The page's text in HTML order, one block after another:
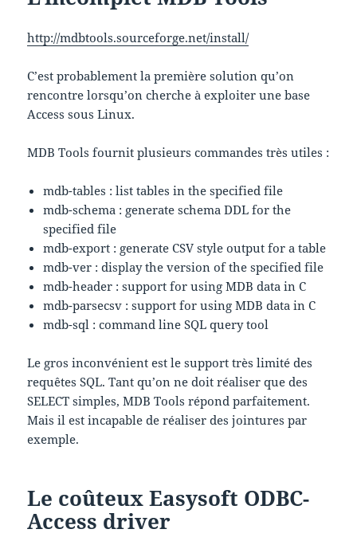
http://mdbtools.sourceforge.net/install/
C’est probablement la première solution qu’on
rencontre lorsqu’on cherche à exploiter une base
Access sous Linux.
MDB Tools fournit plusieurs commandes très utiles :
mdb-tables : list tables in the specified file
mdb-schema : generate schema DDL for the
specified file
mdb-export : generate CSV style output for a table
mdb-ver : display the version of the specified file
mdb-header : support for using MDB data in C
mdb-parsecsv : support for using MDB data in C
mdb-sql : command line SQL query tool
Le gros inconvénient est le support très limité des
requêtes SQL. Tant qu’on ne doit réaliser que des
SELECT simples, MDB Tools répond parfaitement.
Mais il est incapable de réaliser des jointures par
exemple.
Le coûteux Easysoft ODBC-
Access driver